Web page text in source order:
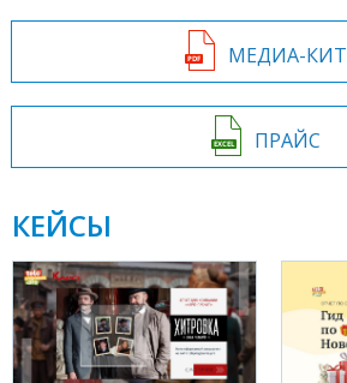
МЕДИА-КИТ
ПРАЙС
КЕЙСЫ